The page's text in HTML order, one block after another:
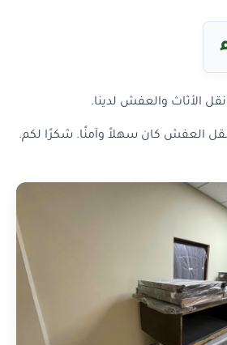
الأثاث والعفش لدينا.
العفش كان سهلاً وآمنًا. شكرًا لكم.